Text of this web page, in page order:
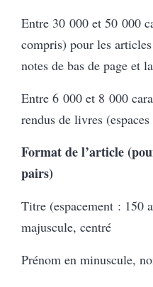
Entre 30 000 et 50 000
compris) pour les
notes de bas de page et
Entre 6 000 et 8 000
rendus de livres
Format de l’article
pairs)
Titre (espacement : 150
majuscule, centré
Prénom en minuscule,